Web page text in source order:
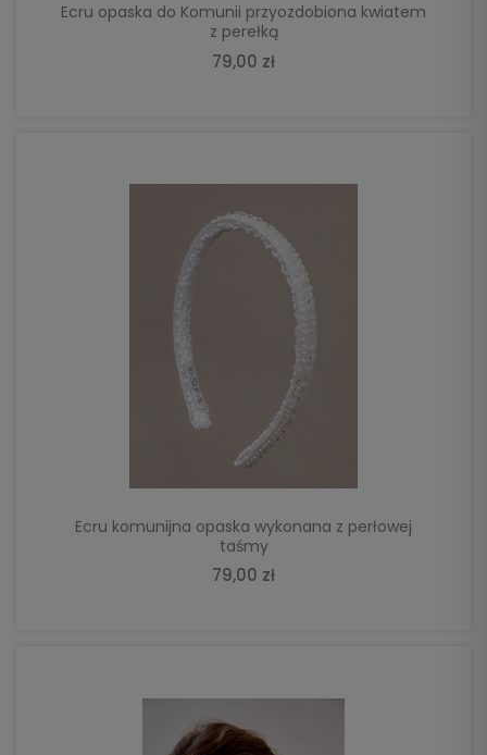
Ecru opaska do Komunii przyozdobiona kwiatem
z perełką
79,00 zł
Ecru komunijna opaska wykonana z perłowej
taśmy
79,00 zł